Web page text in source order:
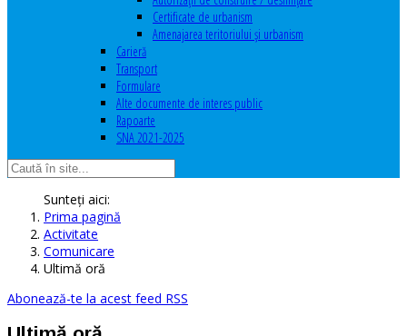
Certificate de urbanism
Amenajarea teritoriului şi urbanism
Carieră
Transport
Formulare
Alte documente de interes public
Rapoarte
SNA 2021-2025
Sunteți aici:
Prima pagină
Activitate
Comunicare
Ultimă oră
Abonează-te la acest feed RSS